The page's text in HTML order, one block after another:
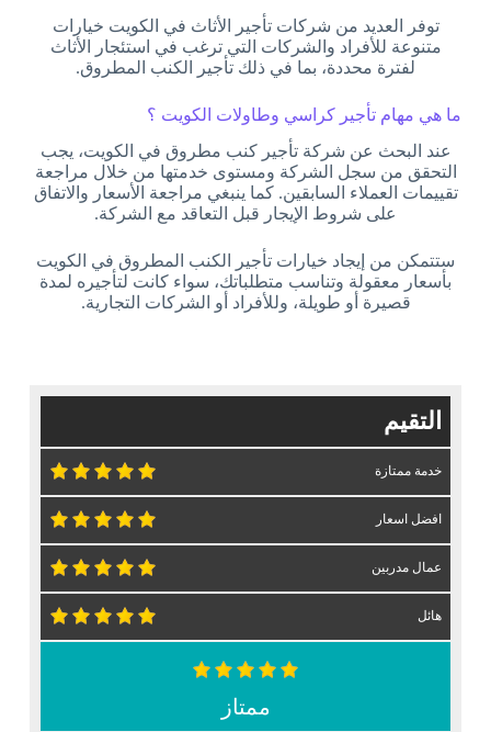
توفر العديد من شركات تأجير الأثاث في الكويت خيارات
متنوعة للأفراد والشركات التي ترغب في استئجار الأثاث
لفترة محددة، بما في ذلك تأجير الكنب المطروق.
ما هي مهام تأجير كراسي وطاولات الكويت ؟
عند البحث عن شركة تأجير كنب مطروق في الكويت، يجب
التحقق من سجل الشركة ومستوى خدمتها من خلال مراجعة
تقييمات العملاء السابقين. كما ينبغي مراجعة الأسعار والاتفاق
على شروط الإيجار قبل التعاقد مع الشركة.
ستتمكن من إيجاد خيارات تأجير الكنب المطروق في الكويت
بأسعار معقولة وتناسب متطلباتك، سواء كانت لتأجيره لمدة
قصيرة أو طويلة، وللأفراد أو الشركات التجارية.
التقيم
خدمة ممتازة
افضل اسعار
عمال مدربين
هائل
ممتاز